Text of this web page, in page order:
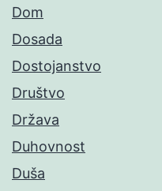
Dom
Dosada
Dostojanstvo
Društvo
Država
Duhovnost
Duša